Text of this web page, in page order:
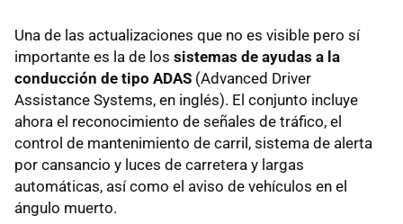
Una de las actualizaciones que no es visible pero sí
importante es la de los sistemas de ayudas a la
conducción de tipo ADAS (Advanced Driver
Assistance Systems, en inglés). El conjunto incluye
ahora el reconocimiento de señales de tráfico, el
control de mantenimiento de carril, sistema de alerta
por cansancio y luces de carretera y largas
automáticas, así como el aviso de vehículos en el
ángulo muerto.